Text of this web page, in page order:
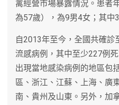
禽經營市場暴露情況。患者
為57歲），為9男4女；其中
自2013年至今，全國共確診
流感病例，其中至少227例
出現當地感染病例的地區包
區、浙江、江蘇、上海、廣
南、貴州及山東。另外，加